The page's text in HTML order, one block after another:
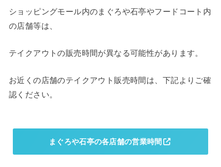
ショッピングモール内のまぐろや石亭やフードコート内
の店舗等は、
テイクアウトの販売時間が異なる可能性があります。
お近くの店舗のテイクアウト販売時間は、下記よりご確
認ください。
まぐろや石亭の各店舗の営業時間